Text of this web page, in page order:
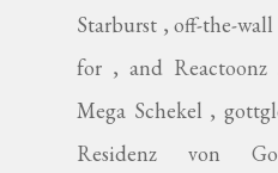
Starburst , off-the-
for , and
Mega Schekel ,
Residenz von